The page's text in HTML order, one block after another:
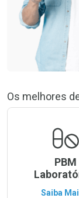
Os melhores
PBM
Saiba